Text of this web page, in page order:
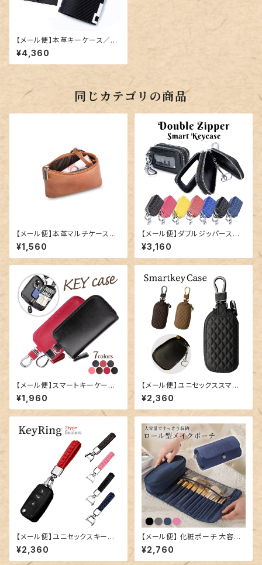
【メール便】本革キーケース／ke
y031
¥4,360
同じカテゴリの商品
【メール便】本革マルチケース／
key023
¥1,560
【メール便】ダブルジッパースマ
ートキーケース／key013
¥3,160
【メール便】スマートキーケース
／key018
¥1,960
【メール便】ユニセックススマート
キーケース／key021
¥2,360
【メール便】ユニセックスキーリ
ング／key024
¥2,360
【メール便】 化粧ポーチ 大容量
持ち運び 鞄／bag332
¥2,760